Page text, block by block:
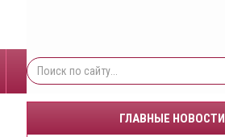
ГЛАВНЫЕ НОВОСТИ